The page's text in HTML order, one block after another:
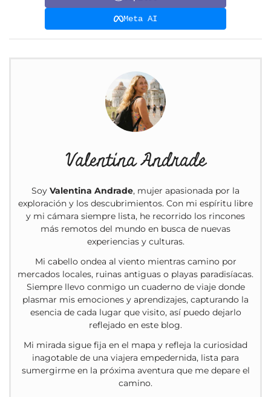
Meta AI
Valentina Andrade
Soy Valentina Andrade, mujer apasionada por la
exploración y los descubrimientos. Con mi espíritu libre
y mi cámara siempre lista, he recorrido los rincones
más remotos del mundo en busca de nuevas
experiencias y culturas.
Mi cabello ondea al viento mientras camino por
mercados locales, ruinas antiguas o playas paradisíacas.
Siempre llevo conmigo un cuaderno de viaje donde
plasmar mis emociones y aprendizajes, capturando la
esencia de cada lugar que visito, así puedo dejarlo
reflejado en este blog.
Mi mirada sigue fija en el mapa y refleja la curiosidad
inagotable de una viajera empedernida, lista para
sumergirme en la próxima aventura que me depare el
camino.